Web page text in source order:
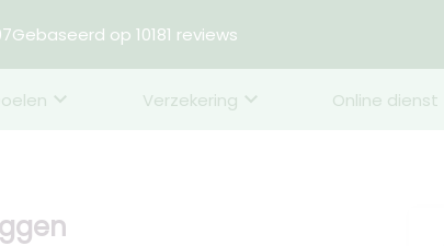
Gebaseerd op 10181 reviews
Verzekering Online dienst